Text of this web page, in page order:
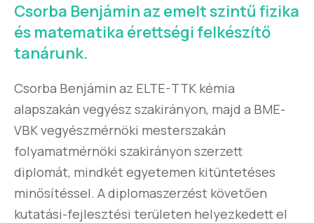
Csorba Benjámin az emelt szintű fizika
és matematika érettségi felkészítő
tanárunk.
Csorba Benjámin az ELTE-TTK kémia
alapszakán vegyész szakirányon, majd a BME-
VBK vegyészmérnöki mesterszakán
folyamatmérnöki szakirányon szerzett
diplomát, mindkét egyetemen kitüntetéses
minősítéssel. A diplomaszerzést követően
kutatási-fejlesztési területen helyezkedett el